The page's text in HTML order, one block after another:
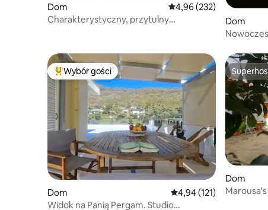
Dom Średnia ocena: 4,96 na
4,96 (232)
Charakterystyczny, przytulny
Dom
Najpopularniejsze z kategorii Wybór gości
Wybór gości
Dom Średnia ocena: 4,94 na
4,94 (121)
Widok na Panią Pergam. Studio
Dom